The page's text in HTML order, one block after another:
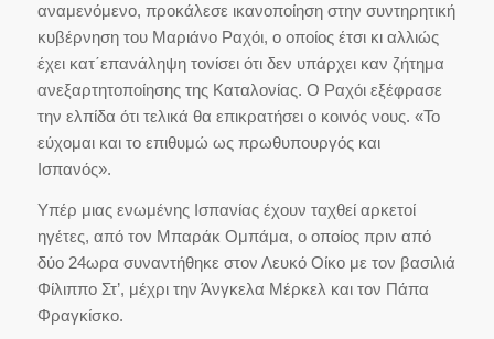
αναμενόμενο, προκάλεσε ικανοποίηση στην συντηρητική
κυβέρνηση του Μαριάνο Ραχόι, ο οποίος έτσι κι αλλιώς
έχει κατ΄επανάληψη τονίσει ότι δεν υπάρχει καν ζήτημα
ανεξαρτητοποίησης της Καταλονίας. Ο Ραχόι εξέφρασε
την ελπίδα ότι τελικά θα επικρατήσει ο κοινός νους. «Το
εύχομαι και το επιθυμώ ως πρωθυπουργός και
Ισπανός».
Υπέρ μιας ενωμένης Ισπανίας έχουν ταχθεί αρκετοί
ηγέτες, από τον Μπαράκ Ομπάμα, ο οποίος πριν από
δύο 24ωρα συναντήθηκε στον Λευκό Οίκο με τον βασιλιά
Φίλιππο Στ’, μέχρι την Άνγκελα Μέρκελ και τον Πάπα
Φραγκίσκο.